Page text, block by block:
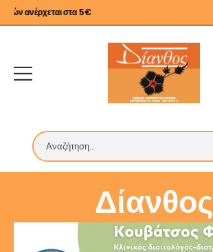
ανέρχεται στα 5€
Δίανθος